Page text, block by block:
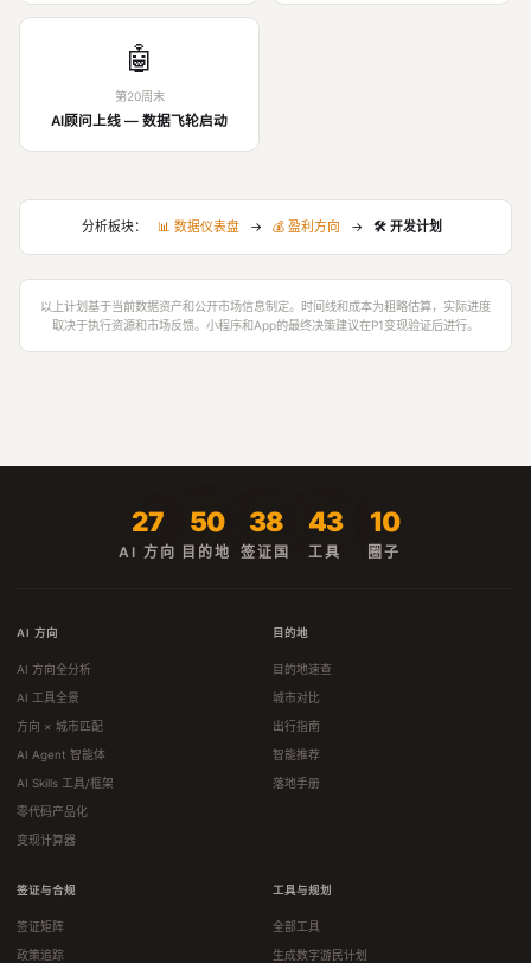
🤖
第20周末
AI顾问上线 — 数据飞轮启动
分析板块： 📊 数据仪表盘 → 💰 盈利方向 → 🛠️ 开发计划
以上计划基于当前数据资产和公开市场信息制定。时间线和成本为粗略估算，实际进度
取决于执行资源和市场反馈。小程序和App的最终决策建议在P1变现验证后进行。
27
AI 方向
50
目的地
38
签证国
43
工具
10
圈子
AI 方向
AI 方向全分析
AI 工具全景
方向 × 城市匹配
AI Agent 智能体
AI Skills 工具/框架
零代码产品化
变现计算器
目的地
目的地速查
城市对比
出行指南
智能推荐
落地手册
签证与合规
签证矩阵
政策追踪
工具与规划
全部工具
生成数字游民计划